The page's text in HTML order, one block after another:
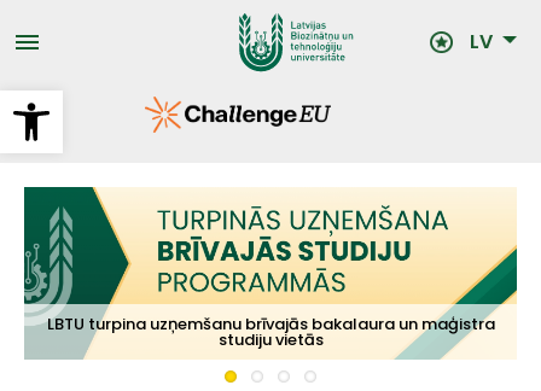
Open toolbar
uz
galveno LV
LBTU turpina uzņemšanu brīvajās bakalaura un maģistra
studiju vietās
LBTU - Latvijas Biozinātņu un tehnoloģiju universitāte
Uzņemšana doktora studiju programmās no 10. augusta līdz
21. augustam
Augstākā izglītība Jelgavā